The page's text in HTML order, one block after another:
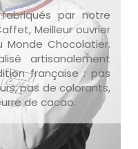
par notre
Meilleur ouvrier
Chocolatier.
artisanalement
française : pas
pas de colorants,
de cacao.